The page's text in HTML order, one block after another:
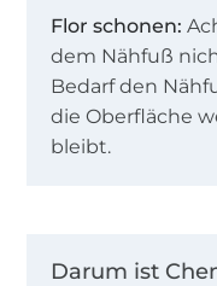
Flor schonen:
dem Nähfuß
Bedarf den
die Oberfläche
bleibt.
Darum ist